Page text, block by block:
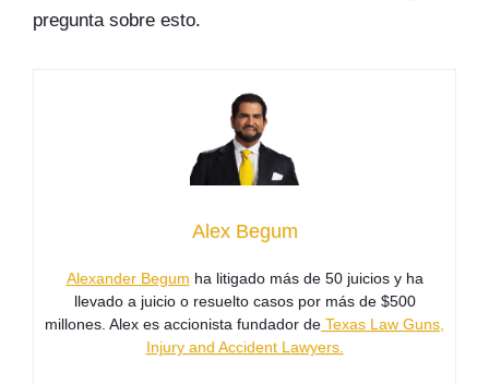
pregunta sobre esto.
Alex Begum
Alexander Begum ha litigado más de 50 juicios y ha
llevado a juicio o resuelto casos por más de $500
millones. Alex es accionista fundador de Texas Law Guns,
Injury and Accident Lawyers.